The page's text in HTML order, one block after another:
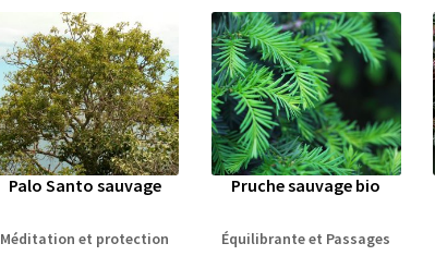
Palo Santo sauvage
Méditation et protection
Pruche sauvage bio
Équilibrante et Passages